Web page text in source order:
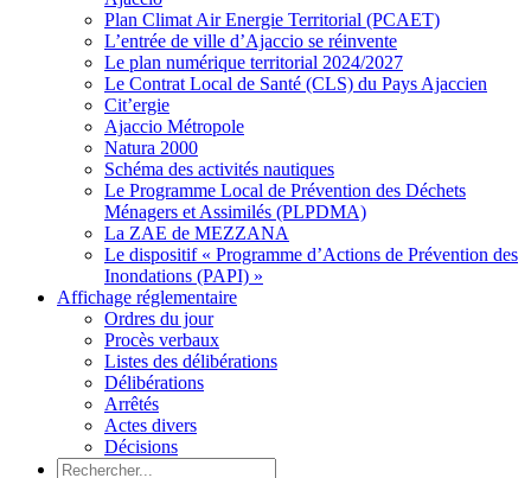
Plan Climat Air Energie Territorial (PCAET)
L’entrée de ville d’Ajaccio se réinvente
Le plan numérique territorial 2024/2027
Le Contrat Local de Santé (CLS) du Pays Ajaccien
Cit’ergie
Ajaccio Métropole
Natura 2000
Schéma des activités nautiques
Le Programme Local de Prévention des Déchets
Ménagers et Assimilés (PLPDMA)
La ZAE de MEZZANA
Le dispositif « Programme d’Actions de Prévention des
Inondations (PAPI) »
Affichage réglementaire
Ordres du jour
Procès verbaux
Listes des délibérations
Délibérations
Arrêtés
Actes divers
Décisions
Rechercher